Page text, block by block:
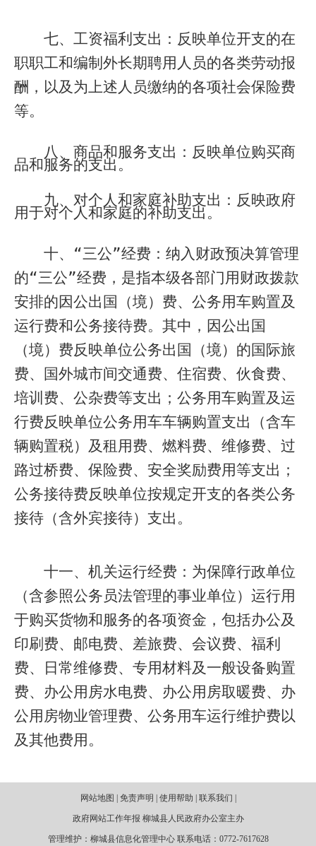
七、工资福利支出：反映单位开支的在
职职工和编制外长期聘用人员的各类劳动报
酬，以及为上述人员缴纳的各项社会保险费
等。
八、商品和服务支出：反映单位购买商
品和服务的支出。
九、对个人和家庭补助支出：反映政府
用于对个人和家庭的补助支出。
十、“三公”经费：纳入财政预决算管理
的“三公”经费，是指本级各部门用财政拨款
安排的因公出国（境）费、公务用车购置及
运行费和公务接待费。其中，因公出国
（境）费反映单位公务出国（境）的国际旅
费、国外城市间交通费、住宿费、伙食费、
培训费、公杂费等支出；公务用车购置及运
行费反映单位公务用车车辆购置支出（含车
辆购置税）及租用费、燃料费、维修费、过
路过桥费、保险费、安全奖励费用等支出；
公务接待费反映单位按规定开支的各类公务
接待（含外宾接待）支出。
十一、机关运行经费：为保障行政单位
（含参照公务员法管理的事业单位）运行用
于购买货物和服务的各项资金，包括办公及
印刷费、邮电费、差旅费、会议费、福利
费、日常维修费、专用材料及一般设备购置
费、办公用房水电费、办公用房取暖费、办
公用房物业管理费、公务用车运行维护费以
及其他费用。
网站地图 | 免责声明 | 使用帮助 | 联系我们 |
政府网站工作年报 柳城县人民政府办公室主办
管理维护：柳城县信息化管理中心 联系电话：0772-7617628